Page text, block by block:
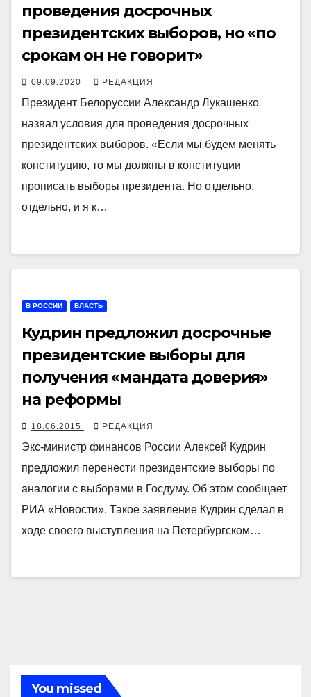
проведения досрочных
президентских выборов, но «по
срокам он не говорит»
09.09.2020 РЕДАКЦИЯ
Президент Белоруссии Александр Лукашенко
назвал условия для проведения досрочных
президентских выборов. «Если мы будем менять
конституцию, то мы должны в конституции
прописать выборы президента. Но отдельно,
отдельно, и я к…
В РОССИИ ВЛАСТЬ
Кудрин предложил досрочные
президентские выборы для
получения «мандата доверия»
на реформы
18.06.2015 РЕДАКЦИЯ
Экс-министр финансов России Алексей Кудрин
предложил перенести президентские выборы по
аналогии с выборами в Госдуму. Об этом сообщает
РИА «Новости». Такое заявление Кудрин сделал в
ходе своего выступления на Петербургском…
You missed